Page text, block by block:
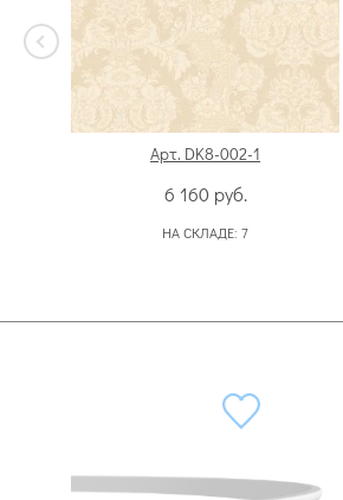
Арт. DK8-002-1
6 160 руб.
НА СКЛАДЕ: 7